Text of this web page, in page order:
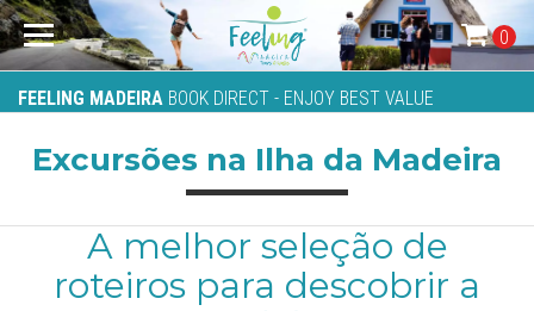
FEELING MADEIRA BOOK DIRECT - ENJOY BEST VALUE
0
Excursões na Ilha da Madeira
A melhor seleção de
roteiros para descobrir a